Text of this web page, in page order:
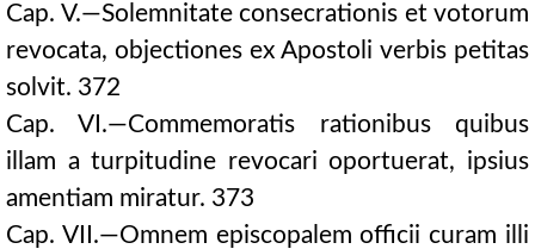
Cap. V.—Solemnitate consecrationis et votorum
revocata, objectiones ex Apostoli verbis petitas
solvit. 372
Cap. VI.—Commemoratis rationibus quibus
illam a turpitudine revocari oportuerat, ipsius
amentiam miratur. 373
Cap. VII.—Omnem episcopalem officii curam illi